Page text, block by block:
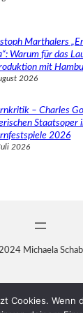
Marthalers
Warum für das
mit
2026
– Charles
Staatsoper
2026
2026
Michaela
Cookies. Wenn